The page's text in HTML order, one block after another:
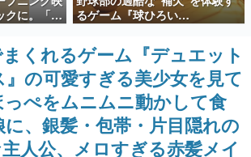
くの人々に読まれた、電ファミ渾身の“殿堂入り”記
とめました。
ムの企画書
ームクリエイターの方々に製作時のエピソードをお
、ヒットする企画（ゲーム）とは何か？を探ってい
。
語を解いてはいけない。『赫本』は、〈試験問題〉
した短編ホラー小説集です。
クに。「東
コレクシ
売
るゲーム『球ひろい
Simulator』が「1件」のウィッ
シュリストをもとにチェコ語に
対応しSNSで話題に。『キング
ダム・カム』開発元やチェコの
プロ野球選手から称賛の声
くれるゲーム『デュエット
の可愛すぎる美少女を見て
っぺをムニムニ動かして食
、銀髪・包帯・片目隠れの
人公、メロすぎる赤髪メイ